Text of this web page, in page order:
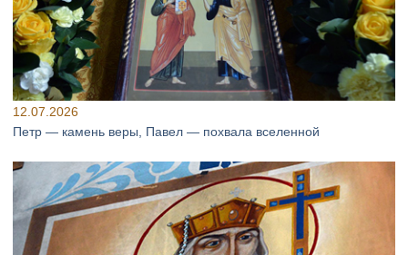
12.07.2026
Петр — камень веры, Павел — похвала вселенной